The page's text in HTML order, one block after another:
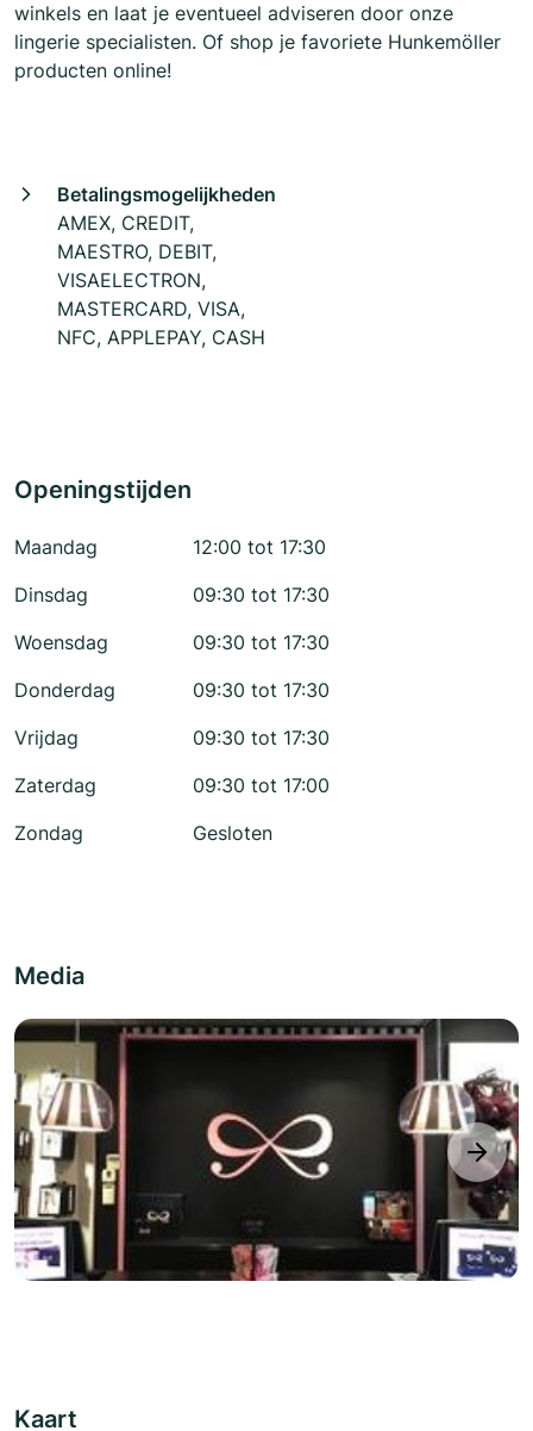
winkels en laat je eventueel adviseren door onze
lingerie specialisten. Of shop je favoriete Hunkemöller
producten online!
Betalingsmogelijkheden
AMEX, CREDIT,
MAESTRO, DEBIT,
VISAELECTRON,
MASTERCARD, VISA,
NFC, APPLEPAY, CASH
Openingstijden
Maandag
12:00 tot 17:30
Dinsdag
09:30 tot 17:30
Woensdag
09:30 tot 17:30
Donderdag
09:30 tot 17:30
Vrijdag
09:30 tot 17:30
Zaterdag
09:30 tot 17:00
Zondag
Gesloten
Media
next
Kaart